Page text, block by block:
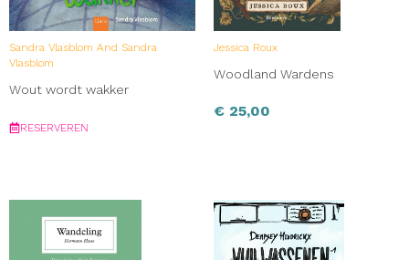
Sandra Vlasblom And Sandra
Vlasblom
Wout wordt wakker
RESERVEREN
Jessica Roux
Woodland Wardens
€ 25,00